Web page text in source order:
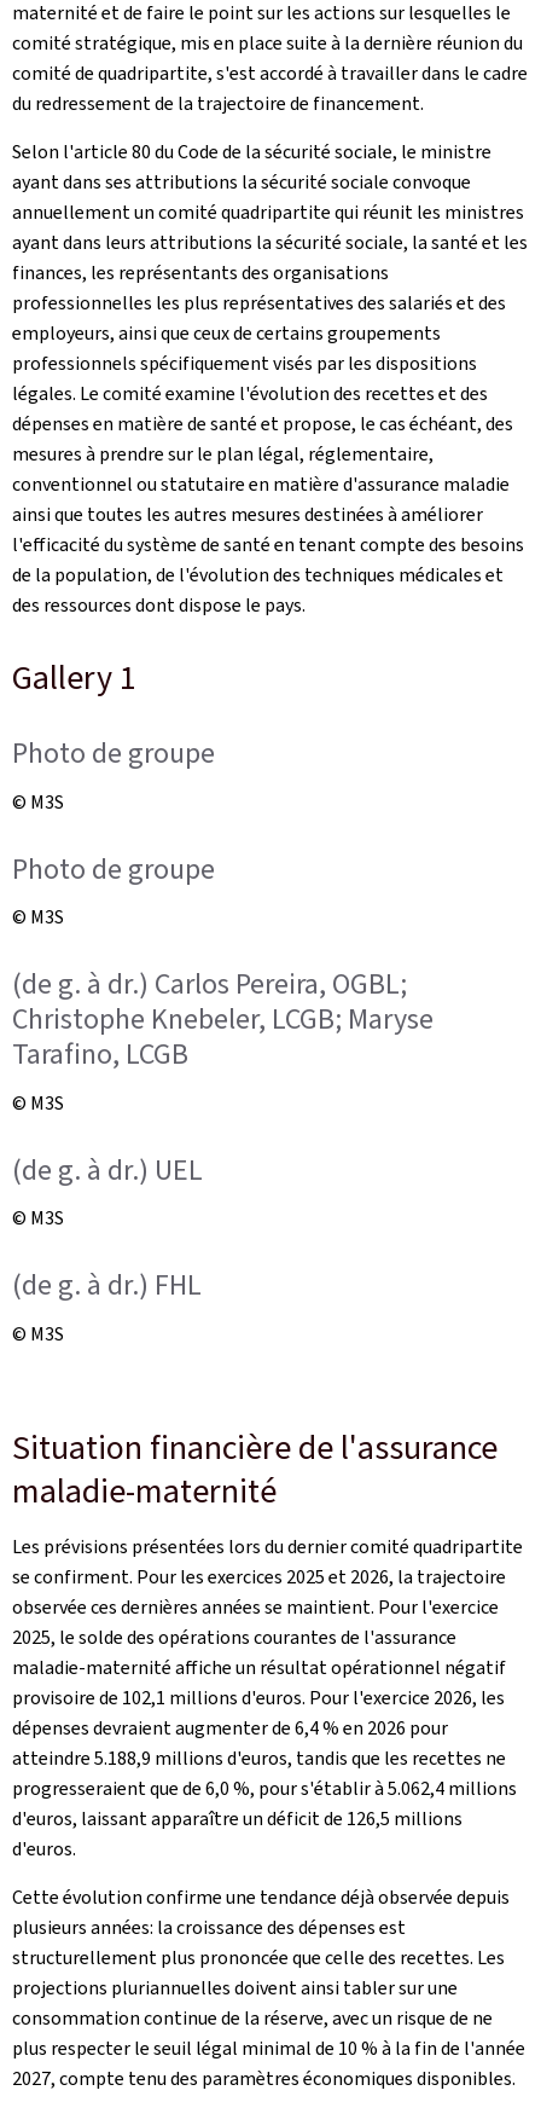
maternité et de faire le point sur les actions sur lesquelles le
comité stratégique, mis en place suite à la dernière réunion du
comité de quadripartite, s'est accordé à travailler dans le cadre
du redressement de la trajectoire de financement.
Selon l'article 80 du Code de la sécurité sociale, le ministre
ayant dans ses attributions la sécurité sociale convoque
annuellement un comité quadripartite qui réunit les ministres
ayant dans leurs attributions la sécurité sociale, la santé et les
finances, les représentants des organisations
professionnelles les plus représentatives des salariés et des
employeurs, ainsi que ceux de certains groupements
professionnels spécifiquement visés par les dispositions
légales. Le comité examine l'évolution des recettes et des
dépenses en matière de santé et propose, le cas échéant, des
mesures à prendre sur le plan légal, réglementaire,
conventionnel ou statutaire en matière d'assurance maladie
ainsi que toutes les autres mesures destinées à améliorer
l'efficacité du système de santé en tenant compte des besoins
de la population, de l'évolution des techniques médicales et
des ressources dont dispose le pays.
Gallery 1
Photo de groupe
© M3S
Photo de groupe
© M3S
(de g. à dr.) Carlos Pereira, OGBL;
Christophe Knebeler, LCGB; Maryse
Tarafino, LCGB
© M3S
(de g. à dr.) UEL
© M3S
(de g. à dr.) FHL
© M3S
Situation financière de l'assurance
maladie-maternité
Les prévisions présentées lors du dernier comité quadripartite
se confirment. Pour les exercices 2025 et 2026, la trajectoire
observée ces dernières années se maintient. Pour l'exercice
2025, le solde des opérations courantes de l'assurance
maladie‑maternité affiche un résultat opérationnel négatif
provisoire de 102,1 millions d'euros. Pour l'exercice 2026, les
dépenses devraient augmenter de 6,4 % en 2026 pour
atteindre 5.188,9 millions d'euros, tandis que les recettes ne
progresseraient que de 6,0 %, pour s'établir à 5.062,4 millions
d'euros, laissant apparaître un déficit de 126,5 millions
d'euros.
Cette évolution confirme une tendance déjà observée depuis
plusieurs années: la croissance des dépenses est
structurellement plus prononcée que celle des recettes. Les
projections pluriannuelles doivent ainsi tabler sur une
consommation continue de la réserve, avec un risque de ne
plus respecter le seuil légal minimal de 10 % à la fin de l'année
2027, compte tenu des paramètres économiques disponibles.